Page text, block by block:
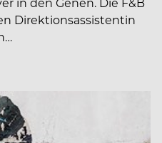
Direktionsassistentin